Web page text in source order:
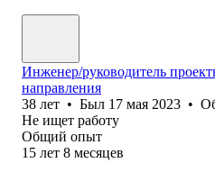
Инженер/руководитель
направления
38 лет • Был 17 мая 2023 •
Не ищет работу
Общий опыт
15 лет 8 месяцев